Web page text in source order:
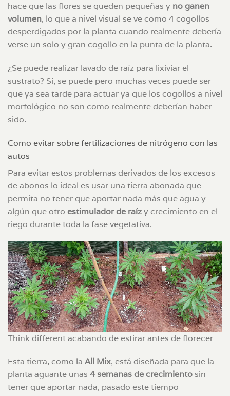
hace que las flores se queden pequeñas y no ganen
volumen, lo que a nivel visual se ve como 4 cogollos
desperdigados por la planta cuando realmente debería
verse un solo y gran cogollo en la punta de la planta.
¿Se puede realizar lavado de raíz para lixiviar el
sustrato? Sí, se puede pero muchas veces puede ser
que ya sea tarde para actuar ya que los cogollos a nivel
morfológico no son como realmente deberían haber
sido.
Como evitar sobre fertilizaciones de nitrógeno con las
autos
Para evitar estos problemas derivados de los excesos
de abonos lo ideal es usar una tierra abonada que
permita no tener que aportar nada más que agua y
algún que otro estimulador de raízy crecimiento en el
riego durante toda la fase vegetativa.
Think different acabando de estirar antes de florecer
Esta tierra, como la All Mix, está diseñada para que la
planta aguante unas 4 semanas de crecimiento sin
tener que aportar nada, pasado este tiempo